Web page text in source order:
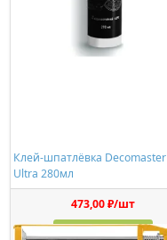
Клей-шпатлёвка Decomaster
Ultra 280мл
473,00 ₽/шт
Купить